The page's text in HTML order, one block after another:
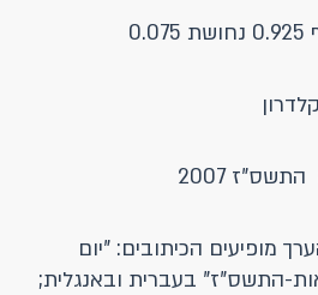
התשס"ז 2007
מופיעים הכיתובים: "יום
התשס"ז" בעברית ובאנגלית;